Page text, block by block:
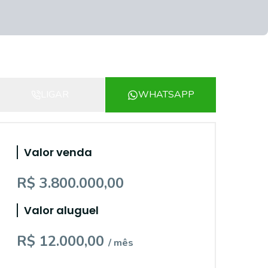
WHATSAPP
Valor venda
R$ 3.800.000,00
Valor aluguel
R$ 12.000,00 / mês